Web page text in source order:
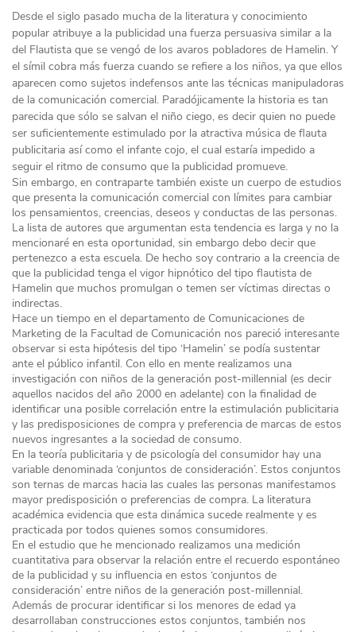
Desde el siglo pasado mucha de la literatura y conocimiento
popular atribuye a la publicidad una fuerza persuasiva similar a la
del Flautista que se vengó de los avaros pobladores de Hamelin. Y
el símil cobra más fuerza cuando se refiere a los niños, ya que ellos
aparecen como sujetos indefensos ante las técnicas manipuladoras
de la comunicación comercial. Paradójicamente la historia es tan
parecida que sólo se salvan el niño ciego, es decir quien no puede
ser suficientemente estimulado por la atractiva música de flauta
publicitaria así como el infante cojo, el cual estaría impedido a
seguir el ritmo de consumo que la publicidad promueve.
Sin embargo, en contraparte también existe un cuerpo de estudios
que presenta la comunicación comercial con límites para cambiar
los pensamientos, creencias, deseos y conductas de las personas.
La lista de autores que argumentan esta tendencia es larga y no la
mencionaré en esta oportunidad, sin embargo debo decir que
pertenezco a esta escuela. De hecho soy contrario a la creencia de
que la publicidad tenga el vigor hipnótico del tipo flautista de
Hamelin que muchos promulgan o temen ser víctimas directas o
indirectas.
Hace un tiempo en el departamento de Comunicaciones de
Marketing de la Facultad de Comunicación nos pareció interesante
observar si esta hipótesis del tipo ‘Hamelin’ se podía sustentar
ante el público infantil. Con ello en mente realizamos una
investigación con niños de la generación post-millennial (es decir
aquellos nacidos del año 2000 en adelante) con la finalidad de
identificar una posible correlación entre la estimulación publicitaria
y las predisposiciones de compra y preferencia de marcas de estos
nuevos ingresantes a la sociedad de consumo.
En la teoría publicitaria y de psicología del consumidor hay una
variable denominada ‘conjuntos de consideración’. Estos conjuntos
son ternas de marcas hacia las cuales las personas manifestamos
mayor predisposición o preferencias de compra. La literatura
académica evidencia que esta dinámica sucede realmente y es
practicada por todos quienes somos consumidores.
En el estudio que he mencionado realizamos una medición
cuantitativa para observar la relación entre el recuerdo espontáneo
de la publicidad y su influencia en estos ‘conjuntos de
consideración’ entre niños de la generación post-millennial.
Además de procurar identificar si los menores de edad ya
desarrollaban construcciones estos conjuntos, también nos